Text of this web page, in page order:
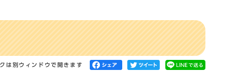
は別ウィンドウで開きます